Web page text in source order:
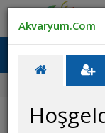
Ana Menü
Acı Su
Figure 8 Puffr
Akvaryum.Com